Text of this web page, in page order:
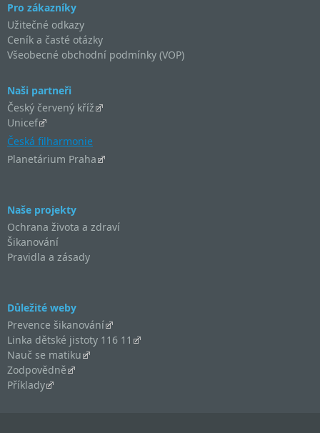
Pro zákazníky
Užitečné odkazy
Ceník a časté otázky
Všeobecné obchodní podmínky (VOP)
Naši partneři
Český červený kříž
Unicef
Česká filharmonie
Planetárium Praha
Naše projekty
Ochrana života a zdraví
Šikanování
Pravidla a zásady
Důležité weby
Prevence šikanování
Linka dětské jistoty 116 11
Nauč se matiku
Zodpovědně
Příklady